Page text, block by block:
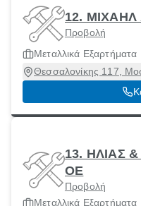
12.
Προβολή
Μεταλλικά Εξαρτήματα
Θεσσαλονίκης 117,
13. ΗΛΙΑΣ
ΟΕ
Προβολή
Μεταλλικά Εξαρτήματα